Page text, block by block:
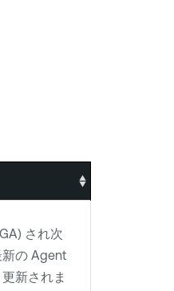
され次
の Agent
新されま